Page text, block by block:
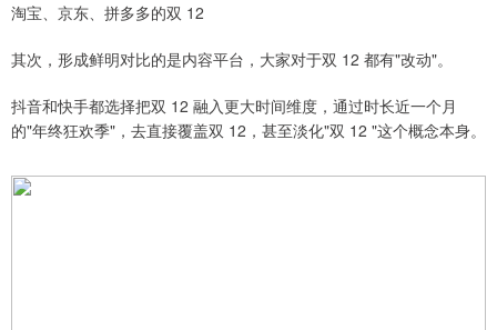
淘宝、京东、拼多多的双 12
其次，形成鲜明对比的是内容平台，大家对于双 12 都有"改动"。
抖音和快手都选择把双 12 融入更大时间维度，通过时长近一个月
的"年终狂欢季"，去直接覆盖双 12，甚至淡化"双 12 "这个概念本身。